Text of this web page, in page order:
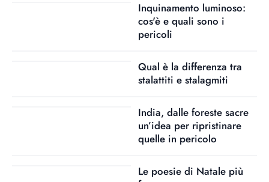
Inquinamento luminoso:
cos'è e quali sono i
pericoli
Qual è la differenza tra
stalattiti e stalagmiti
India, dalle foreste sacre
un’idea per ripristinare
quelle in pericolo
Le poesie di Natale più